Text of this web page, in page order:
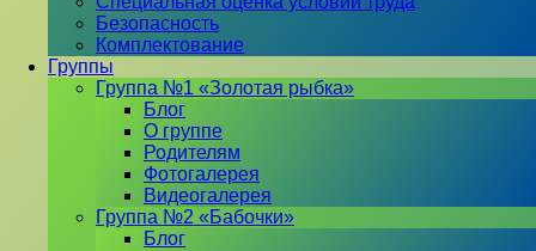
Безопасность
Комплектование
Группы
Группа №1 «Золотая рыбка»
Блог
О группе
Родителям
Фотогалерея
Видеогалерея
Группа №2 «Бабочки»
Блог